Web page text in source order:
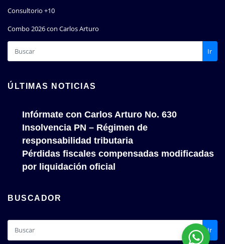
Consultorio +10
Combo 2026 con Carlos Arturo
Ir
ÚLTIMAS NOTICIAS
Infórmate con Carlos Arturo No. 630
Insolvencia PN – Régimen de
responsabilidad tributaria
Pérdidas fiscales compensadas modificadas
por liquidación oficial
BUSCADOR
Ir